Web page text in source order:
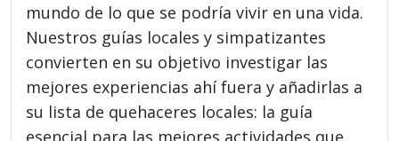
mundo de lo que se podría vivir en una vida.
Nuestros guías locales y simpatizantes
convierten en su objetivo investigar las
mejores experiencias ahí fuera y añadirlas a
su lista de quehaceres locales: la guía
esencial para las mejores actividades que